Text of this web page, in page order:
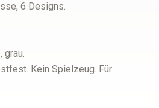
6 Designs.
grau.
Kein Spielzeug. Für